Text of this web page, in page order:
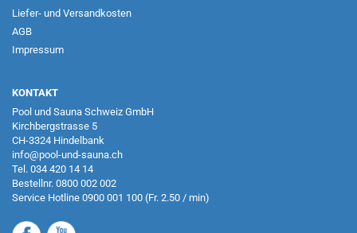
Liefer- und Versandkosten
AGB
Impressum
KONTAKT
Pool und Sauna Schweiz GmbH
Kirchbergstrasse 5
CH-3324 Hindelbank
info@pool-und-sauna.ch
Tel. 034 420 14 14
Bestellnr. 0800 002 002
Service Hotline 0900 001 100 (Fr. 2.50 / min)